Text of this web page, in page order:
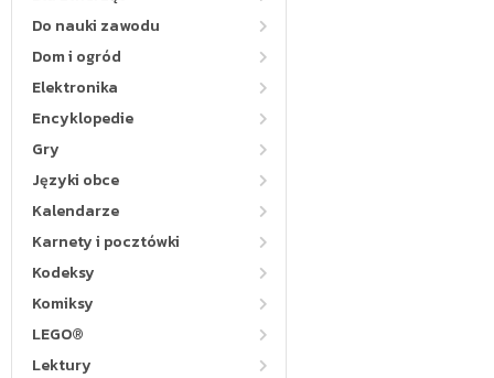
Do nauki zawodu
Dom i ogród
Elektronika
Encyklopedie
Gry
Języki obce
Kalendarze
Karnety i pocztówki
Kodeksy
Komiksy
LEGO®
Lektury